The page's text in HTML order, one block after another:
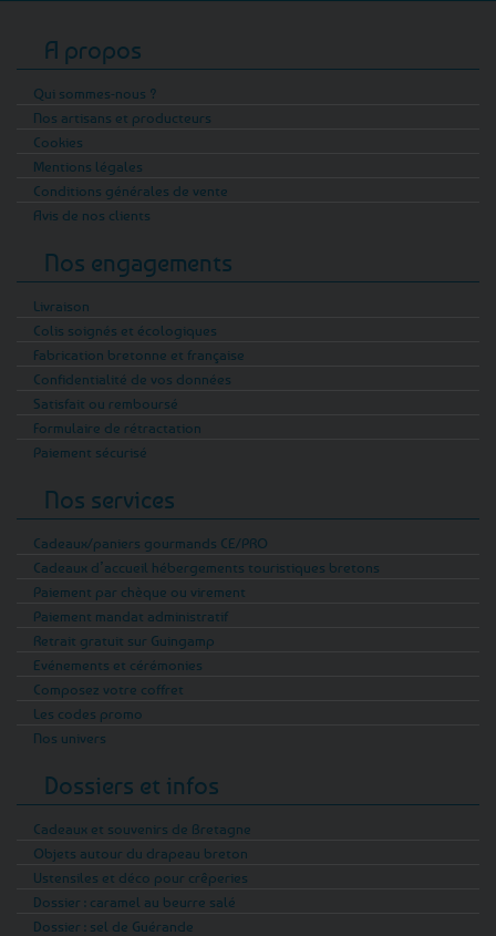
A propos
Qui sommes-nous ?
Nos artisans et producteurs
Cookies
Mentions légales
Conditions générales de vente
Avis de nos clients
Nos engagements
Livraison
Colis soignés et écologiques
Fabrication bretonne et française
Confidentialité de vos données
Satisfait ou remboursé
Formulaire de rétractation
Paiement sécurisé
Nos services
Cadeaux/paniers gourmands CE/PRO
Cadeaux d’accueil hébergements touristiques bretons
Paiement par chèque ou virement
Paiement mandat administratif
Retrait gratuit sur Guingamp
Evénements et cérémonies
Composez votre coffret
Les codes promo
Nos univers
Dossiers et infos
Cadeaux et souvenirs de Bretagne
Objets autour du drapeau breton
Ustensiles et déco pour crêperies
Dossier : caramel au beurre salé
Dossier : sel de Guérande